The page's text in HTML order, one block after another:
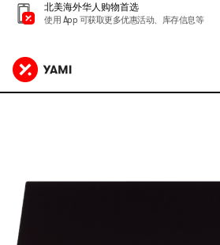
北美海外华人购物首选
使用 App 可获取更多优惠活动、库存信息等